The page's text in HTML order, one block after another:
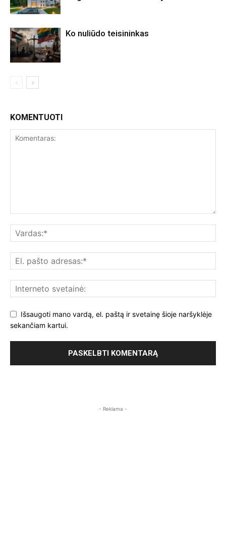
Ko nuliūdo teisininkas
KOMENTUOTI
Išsaugoti mano vardą, el. paštą ir svetainę šioje naršyklėje
sekančiam kartui.
- Reklama -